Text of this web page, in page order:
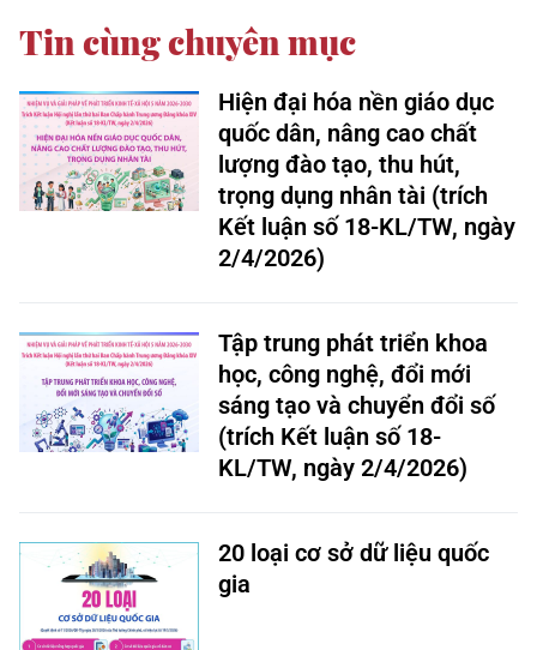
Tin cùng chuyên mục
Hiện đại hóa nền giáo dục
quốc dân, nâng cao chất
lượng đào tạo, thu hút,
trọng dụng nhân tài (trích
Kết luận số 18-KL/TW, ngày
2/4/2026)
Tập trung phát triển khoa
học, công nghệ, đổi mới
sáng tạo và chuyển đổi số
(trích Kết luận số 18-
KL/TW, ngày 2/4/2026)
20 loại cơ sở dữ liệu quốc
gia